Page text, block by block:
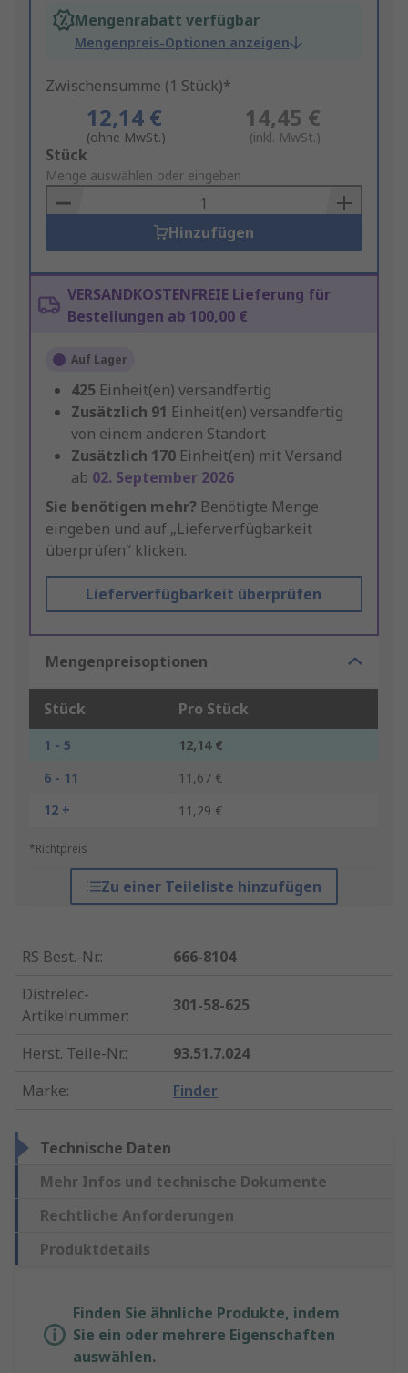
Mengenrabatt verfügbar
Mengenpreis-Optionen anzeigen
Zwischensumme (1 Stück)*
12,14 €
(ohne MwSt.)
14,45 €
(inkl. MwSt.)
Add
to
Basket
Stück
Menge auswählen oder eingeben
Hinzufügen
VERSANDKOSTENFREIE Lieferung für
Bestellungen ab 100,00 €
Auf Lager
425 Einheit(en) versandfertig
Zusätzlich 91 Einheit(en) versandfertig
von einem anderen Standort
Zusätzlich 170 Einheit(en) mit Versand
ab 02. September 2026
Sie benötigen mehr? Benötigte Menge
eingeben und auf „Lieferverfügbarkeit
überprüfen“ klicken.
Lieferverfügbarkeit überprüfen
Mengenpreisoptionen
Stück Pro Stück
1 - 5
12,14 €
6 - 11
11,67 €
12 +
11,29 €
*Richtpreis
Zu einer Teileliste hinzufügen
RS Best.-Nr.:
666-8104
Distrelec-
Artikelnummer:
301-58-625
Herst. Teile-Nr.:
93.51.7.024
Marke: Finder
Technische Daten
Mehr Infos und technische Dokumente
Rechtliche Anforderungen
Produktdetails
Finden Sie ähnliche Produkte, indem
Sie ein oder mehrere Eigenschaften
auswählen.